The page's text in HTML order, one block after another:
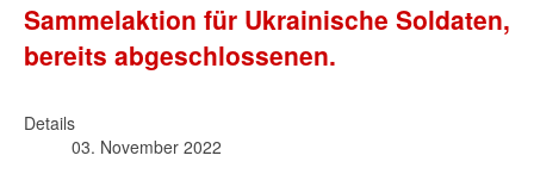
Sammelaktion für Ukrainische Soldaten,
bereits abgeschlossenen.
Details
03. November 2022